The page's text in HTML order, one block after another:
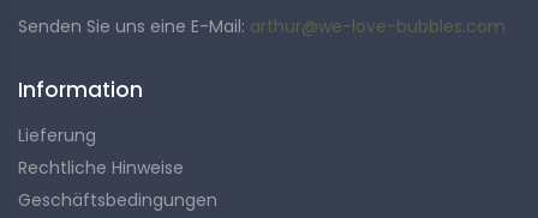
Senden Sie uns eine E-Mail: arthur@we-love-bubbles.com
Information
Lieferung
Rechtliche Hinweise
Geschäftsbedingungen